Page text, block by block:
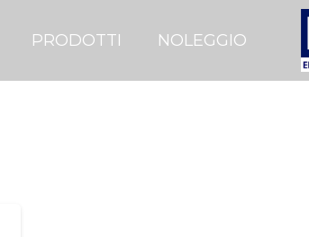
PRODOTTI NOLEGGIO